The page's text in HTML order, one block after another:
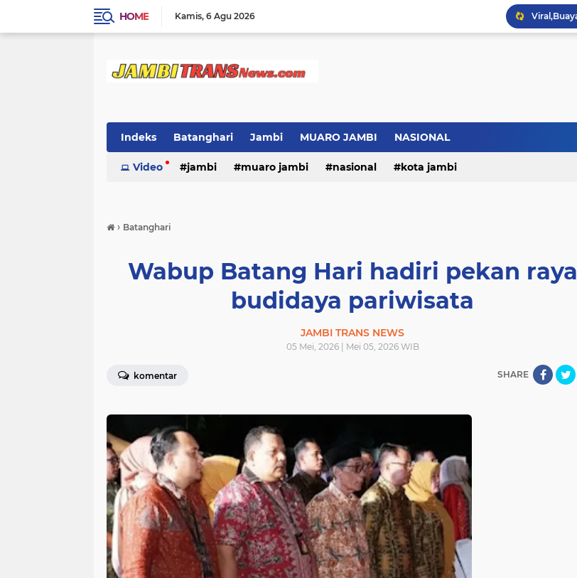
HOME Kamis 6 Agu 2026
Indeks Batanghari Jambi MUARO JAMBI NASIONAL
Video jambi muaro jambi nasional kota jambi
› Batanghari
Wabup Batang Hari hadiri pekan raya
budidaya pariwisata
JAMBI TRANS NEWS
05 Mei, 2026 | Mei 05, 2026 WIB
komentar SHARE